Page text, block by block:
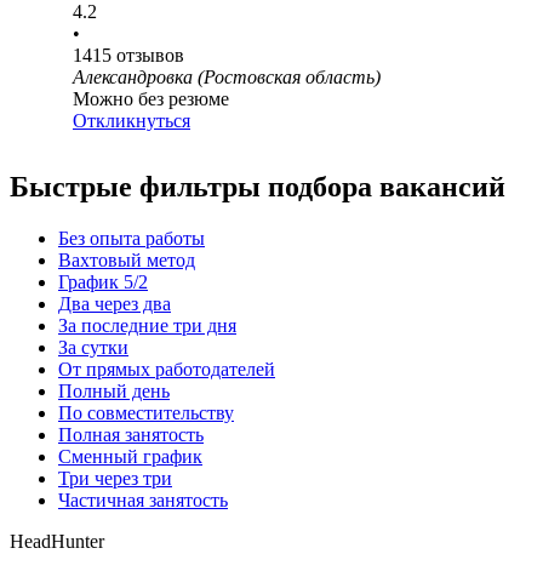
4.2
•
1415 отзывов
Александровка (Ростовская область)
Можно без резюме
Откликнуться
Быстрые фильтры подбора вакансий
Без опыта работы
Вахтовый метод
График 5/2
Два через два
За последние три дня
За сутки
От прямых работодателей
Полный день
По совместительству
Полная занятость
Сменный график
Три через три
Частичная занятость
HeadHunter